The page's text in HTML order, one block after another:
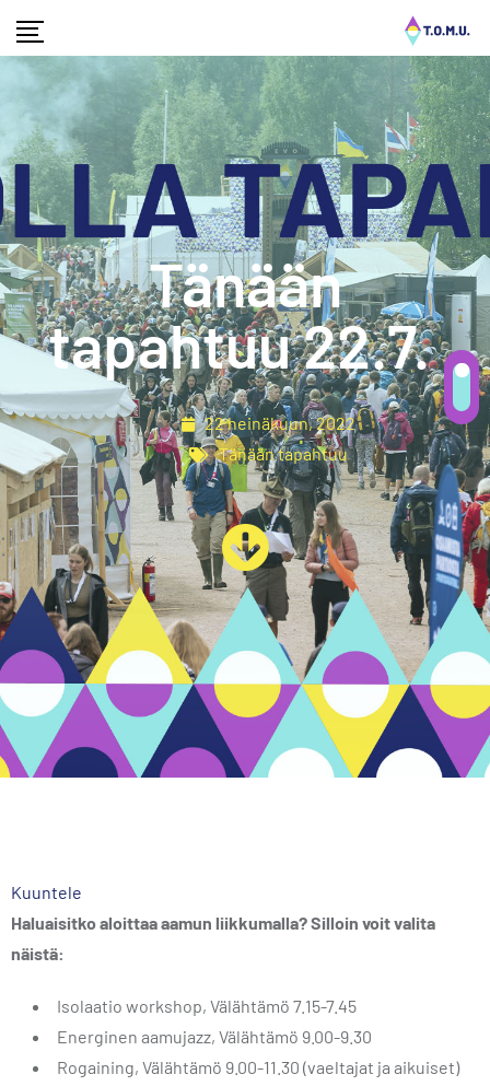
Tänään
tapahtuu 22.7.
22 heinäkuun, 2022
Tänään tapahtuu
Kuuntele
Haluaisitko aloittaa aamun liikkumalla? Silloin voit valita
näistä:
Isolaatio workshop, Välähtämö 7.15-7.45
Energinen aamujazz, Välähtämö 9.00-9.30
Rogaining, Välähtämö 9.00-11.30 (vaeltajat ja aikuiset)